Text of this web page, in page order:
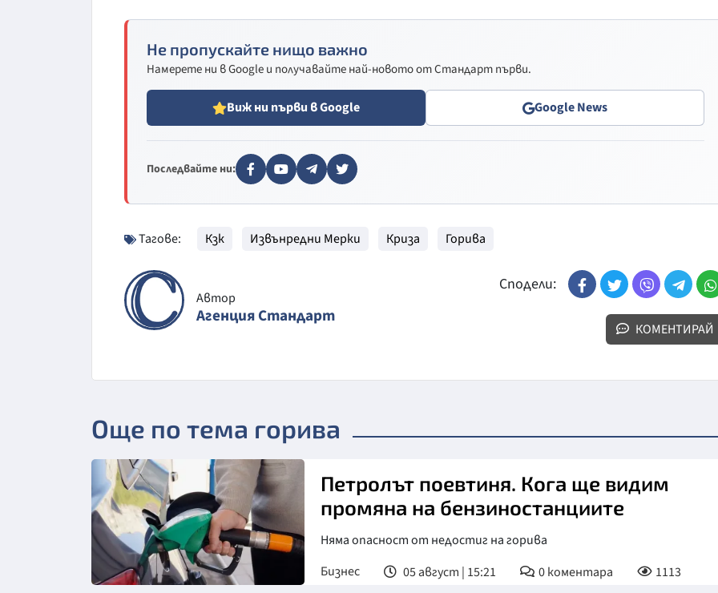
Не пропускайте нищо важно
Намерете ни в Google и получавайте най-новото от Стандарт първи.
Виж ни първи в Google Google News
Последвайте ни:
Тагове: Кзк Извънредни Мерки Криза Горива
Автор
Агенция Стандарт
Сподели:
КОМЕНТИРАЙ
Още по тема горива
Петролът поевтиня. Кога ще видим
промяна на бензиностанциите
Няма опасност от недостиг на горива
Бизнес
05 август | 15:21 0коментара 1113